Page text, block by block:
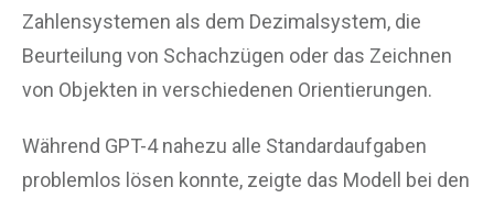
Zahlensystemen als dem Dezimalsystem, die
Beurteilung von Schachzügen oder das Zeichnen
von Objekten in verschiedenen Orientierungen.
Während GPT-4 nahezu alle Standardaufgaben
problemlos lösen konnte, zeigte das Modell bei den